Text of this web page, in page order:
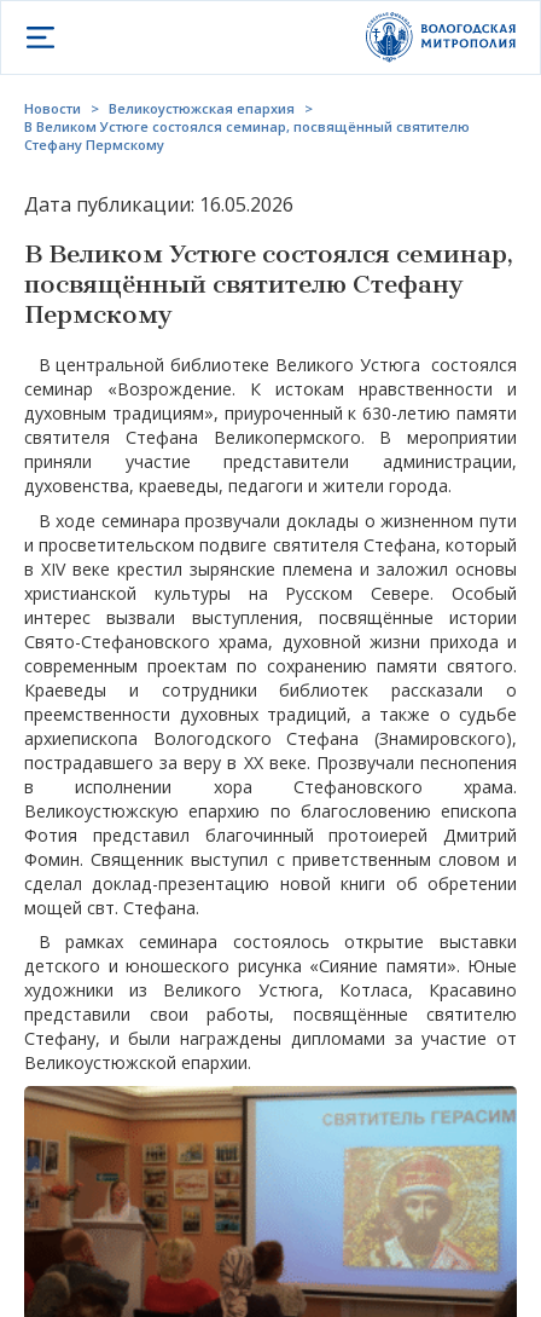
Открыть меню
Новости > Великоустюжская епархия
>
В Великом Устюге состоялся семинар, посвящённый святителю
Стефану Пермскому
Дата публикации: 16.05.2026
В Великом Устюге состоялся семинар,
посвящённый святителю Стефану
Пермскому
В центральной библиотеке Великого Устюга состоялся
семинар «Возрождение. К истокам нравственности и
духовным традициям», приуроченный к 630-летию памяти
святителя Стефана Великопермского. В мероприятии
приняли участие представители администрации,
духовенства, краеведы, педагоги и жители города.
В ходе семинара прозвучали доклады о жизненном пути
и просветительском подвиге святителя Стефана, который
в XIV веке крестил зырянские племена и заложил основы
христианской культуры на Русском Севере. Особый
интерес вызвали выступления, посвящённые истории
Свято-Стефановского храма, духовной жизни прихода и
современным проектам по сохранению памяти святого.
Краеведы и сотрудники библиотек рассказали о
преемственности духовных традиций, а также о судьбе
архиепископа Вологодского Стефана (Знамировского),
пострадавшего за веру в XX веке. Прозвучали песнопения
в исполнении хора Стефановского храма.
Великоустюжскую епархию по благословению епископа
Фотия представил благочинный протоиерей Дмитрий
Фомин. Священник выступил с приветственным словом и
сделал доклад-презентацию новой книги об обретении
мощей свт. Стефана.
В рамках семинара состоялось открытие выставки
детского и юношеского рисунка «Сияние памяти». Юные
художники из Великого Устюга, Котласа, Красавино
представили свои работы, посвящённые святителю
Стефану, и были награждены дипломами за участие от
Великоустюжской епархии.